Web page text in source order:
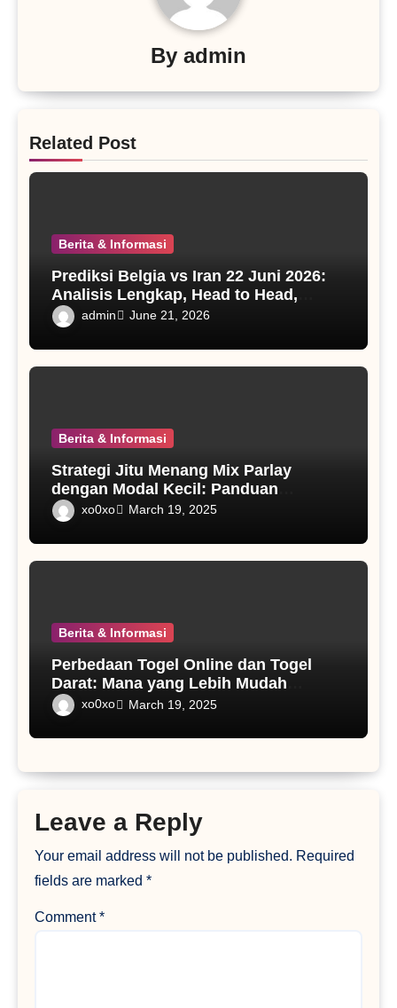
By admin
Related Post
Berita & Informasi
Prediksi Belgia vs Iran 22 Juni 2026:
Analisis Lengkap, Head to Head,
Susunan Pemain, dan Prediksi Skor
Grup G Piala Dunia 2026
admin June 21, 2026
Berita & Informasi
Strategi Jitu Menang Mix Parlay
dengan Modal Kecil: Panduan
Lengkap untuk Pemula dan Pemain
Berpengalaman
xo0xo March 19, 2025
Berita & Informasi
Perbedaan Togel Online dan Togel
Darat: Mana yang Lebih Mudah
Diakses dan Menguntungkan?
xo0xo March 19, 2025
Leave a Reply
Your email address will not be published. Required
fields are marked*
Comment*